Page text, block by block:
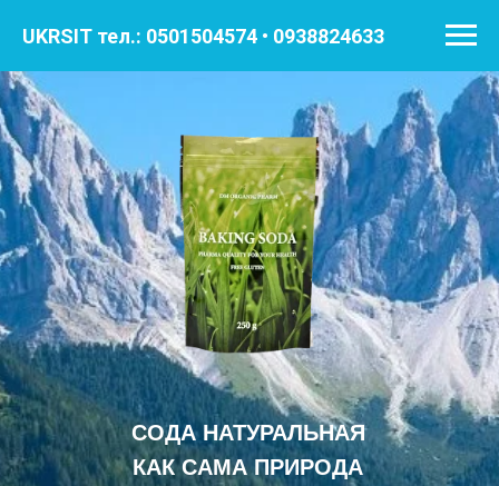
UKRSIT тел.: 0501504574 • 0938824633
СОДА НАТУРАЛЬНАЯ
КАК САМА ПРИРОДА